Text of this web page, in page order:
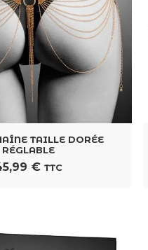
TAILLE DORÉE
RÉGLABLE
€ TTC